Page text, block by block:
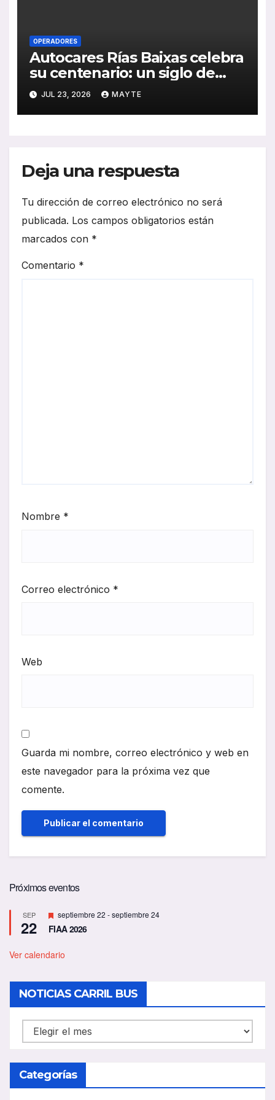
OPERADORES
Autocares Rías Baixas celebra
su centenario: un siglo de
historia, esfuerzo familiar y
compromiso con el
transporte gallego
JUL 23, 2026 MAYTE
Deja una respuesta
Tu dirección de correo electrónico no será
publicada. Los campos obligatorios están
marcados con *
Comentario *
Nombre *
Correo electrónico *
Web
Guarda mi nombre, correo electrónico y web en
este navegador para la próxima vez que
comente.
Próximos eventos
SEP
22
D
e
s
a
d
o
septiembre 22 -septiembre 24
FIAA 2026
Ver calendario
NOTICIAS CARRIL BUS
NOTICIAS
CARRIL
BUS
Categorías